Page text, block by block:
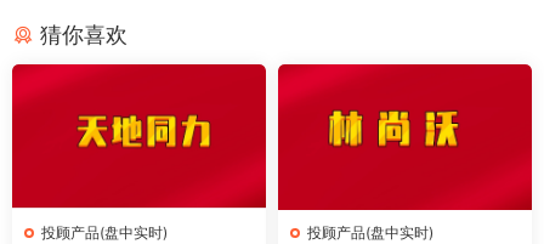
猜你喜欢
投顾产品(盘中实时)
投顾产品(盘中实时)